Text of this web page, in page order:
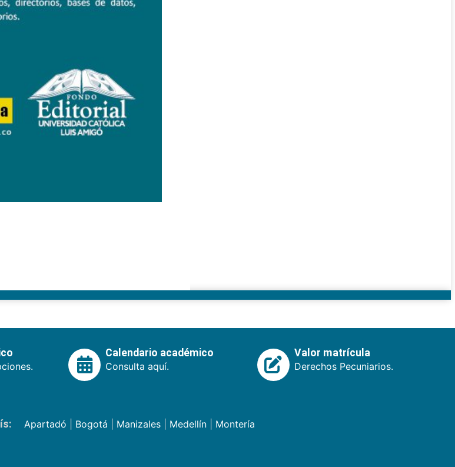
Calendario académico
Consulta aquí.
Valor matrícula
Derechos Pecuniarios.
Apartadó Bogotá Manizales| Medellín| Montería